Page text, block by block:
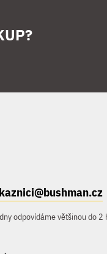
odpovídáme většinou do 2